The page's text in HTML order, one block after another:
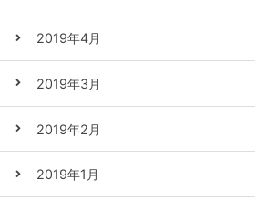
2019年4月
2019年3月
2019年2月
2019年1月